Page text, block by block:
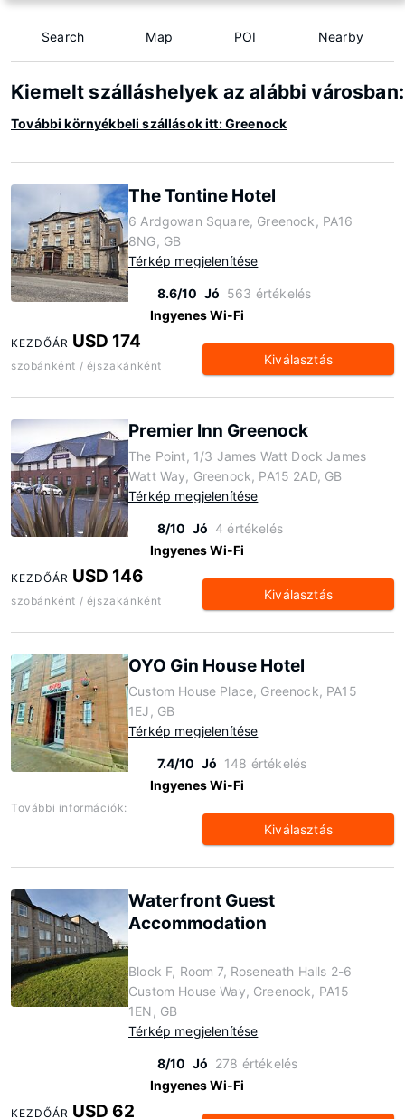
Search Map POI Nearby
Kiemelt szálláshelyek az alábbi
További környékbeli szállások itt: Greenock
The Tontine Hotel
6 Ardgowan Square, Greenock, PA16
8NG, GB
Térkép megjelenítése
8.6/10 Jó 563 értékelés
Ingyenes Wi-Fi
KEZDŐÁR USD 174
szobánként / éjszakánként Kiválasztás
Premier Inn Greenock
The Point, 1/3 James Watt Dock James
Watt Way, Greenock, PA15 2AD, GB
Térkép megjelenítése
8/10 Jó 4 értékelés
Ingyenes Wi-Fi
KEZDŐÁR USD 146
szobánként / éjszakánként Kiválasztás
OYO Gin House Hotel
Custom House Place, Greenock, PA15
1EJ, GB
Térkép megjelenítése
7.4/10 Jó 148 értékelés
Ingyenes Wi-Fi
További információk:
Kiválasztás
Waterfront Guest
Accommodation
Block F, Room 7, Roseneath Halls 2-6
Custom House Way, Greenock, PA15
1EN, GB
Térkép megjelenítése
8/10 Jó 278 értékelés
Ingyenes Wi-Fi
KEZDŐÁR USD 62